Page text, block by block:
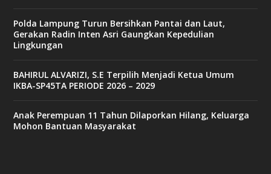
Polda Lampung Turun Bersihkan Pantai dan Laut,
Gerakan Radin Inten Asri Gaungkan Kepedulian
Lingkungan
BAHIRUL ALVARIZI, S.E Terpilih Menjadi Ketua Umum
IKBA-SP45TA PERIODE 2026 – 2029
Anak Perempuan 11 Tahun Dilaporkan Hilang, Keluarga
Mohon Bantuan Masyarakat